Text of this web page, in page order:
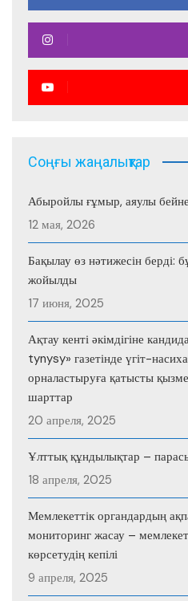
Соңғы жаңалықтар
Абыройлы ғұмыр, аяулы бейне
12 мая, 2026
Бақылау өз нәтижесін берді:
жойылды
17 июня, 2025
Ақтау кенті әкімдігіне
tynysy» газетінде үгіт-
орналастыруға қатысты
шарттар
20 апреля, 2025
Ұлттық құндылықтар –
18 апреля, 2025
Мемлекеттік органдардың
мониторинг жасау –
көрсетудің кепілі
9 апреля, 2025